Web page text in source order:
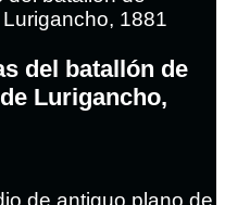
del batallón de
Lurigancho,